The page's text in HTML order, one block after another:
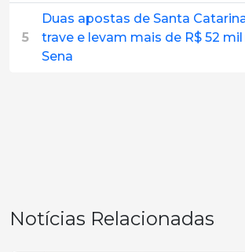
5
Duas apostas de Santa
trave e levam mais de R$ 52
Sena
Notícias Relacionadas